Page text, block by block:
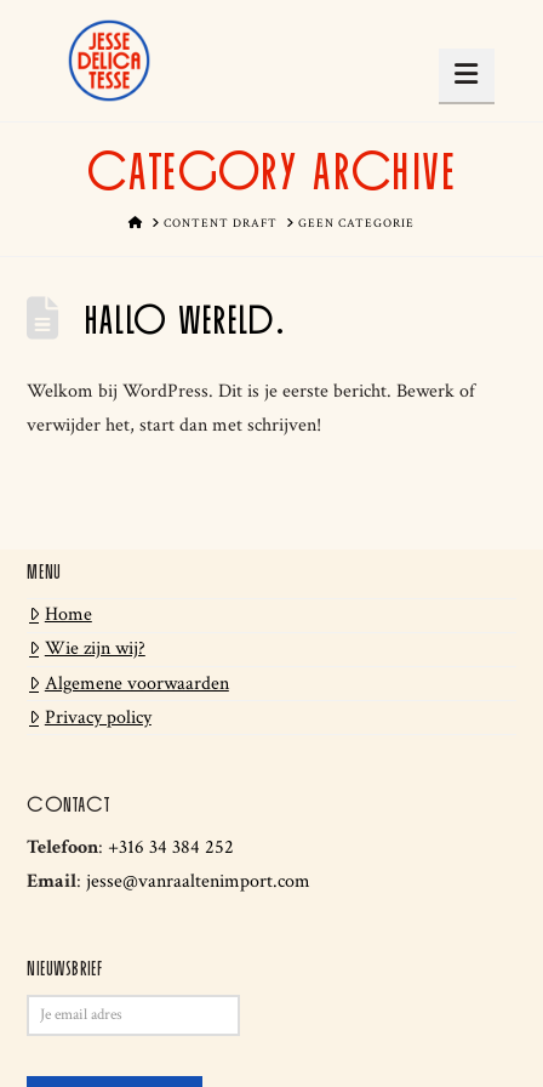
CATEGORY ARCHIVE
HOMECONTENT DRAFT GEEN CATEGORIE
HALLO WERELD.
Welkom bij WordPress. Dit is je eerste bericht. Bewerk of
verwijder het, start dan met schrijven!
MENU
Home
Wie zijn wij?
Algemene voorwaarden
Privacy policy
CONTACT
Telefoon: +316 34 384 252
Email:jesse@vanraaltenimport.com
NIEUWSBRIEF